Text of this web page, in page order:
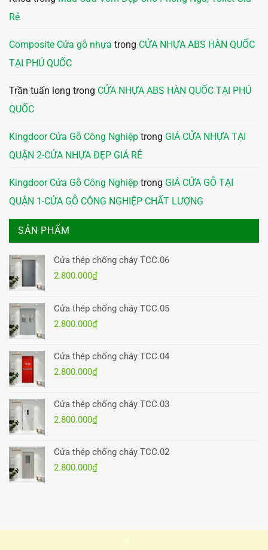
Rẻ
Composite Cửa gỗ nhựa trong CỬA NHỰA ABS HÀN QUỐC
TẠI PHÚ QUỐC
Trần tuấn long trong CỬA NHỰA ABS HÀN QUỐC TẠI PHÚ
QUỐC
Kingdoor Cửa Gỗ Công Nghiệp trong GIÁ CỬA NHỰA TẠI
QUẬN 2-CỬA NHỰA ĐẸP GIÁ RẺ
Kingdoor Cửa Gỗ Công Nghiệp trong GIÁ CỬA GỖ TẠI
QUẬN 1-CỬA GỖ CÔNG NGHIỆP CHẤT LƯỢNG
SẢN PHẨM
Cửa thép chống cháy TCC.06
2.800.000₫
Cửa thép chống cháy TCC.05
2.800.000₫
Cửa thép chống cháy TCC.04
2.800.000₫
Cửa thép chống cháy TCC.03
2.800.000₫
Cửa thép chống cháy TCC.02
2.800.000₫